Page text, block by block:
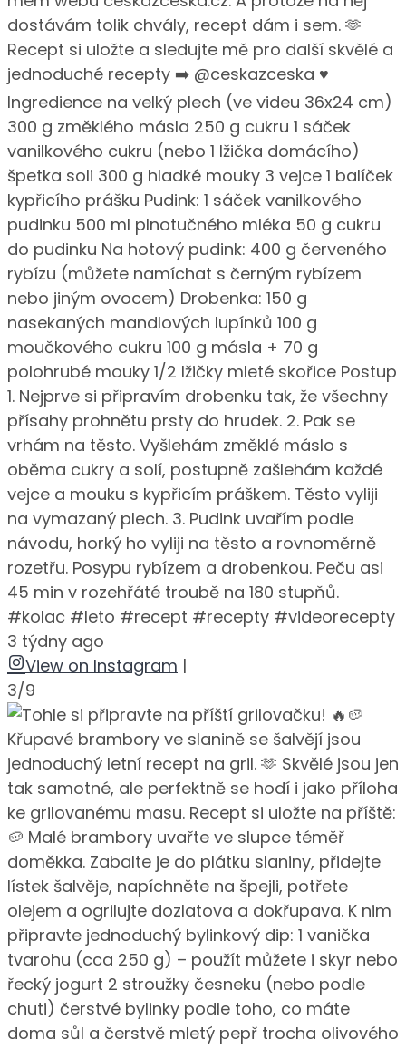
dostávám tolik chvály, recept dám i sem. 🫶
Recept si uložte a sledujte mě pro další skvělé a
jednoduché recepty ➡️ @ceskazceska ♥️
Ingredience na velký plech (ve videu 36x24 cm)
300 g změklého másla 250 g cukru 1 sáček
vanilkového cukru (nebo 1 lžička domácího)
špetka soli 300 g hladké mouky 3 vejce 1 balíček
kypřicího prášku Pudink: 1 sáček vanilkového
pudinku 500 ml plnotučného mléka 50 g cukru
do pudinku Na hotový pudink: 400 g červeného
rybízu (můžete namíchat s černým rybízem
nebo jiným ovocem) Drobenka: 150 g
nasekaných mandlových lupínků 100 g
moučkového cukru 100 g másla + 70 g
polohrubé mouky 1/2 lžičky mleté skořice Postup
1. Nejprve si připravím drobenku tak, že všechny
přísahy prohnětu prsty do hrudek. 2. Pak se
vrhám na těsto. Vyšlehám změklé máslo s
oběma cukry a solí, postupně zašlehám každé
vejce a mouku s kypřicím práškem. Těsto vyliji
na vymazaný plech. 3. Pudink uvařím podle
návodu, horký ho vyliji na těsto a rovnoměrně
rozetřu. Posypu rybízem a drobenkou. Peču asi
45 min v rozehřáté troubě na 180 stupňů.
#kolac #leto #recept #recepty #videorecepty
3 týdny ago
View on Instagram |
3/9